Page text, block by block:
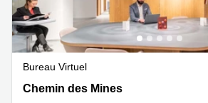
Bureau Virtuel
Chemin des Mines 2,Sécheron, Genève
Chemin des Mines